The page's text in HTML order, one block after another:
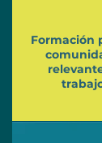
Formación